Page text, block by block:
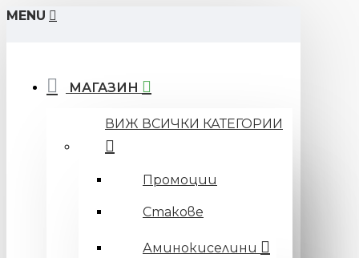
MENU
МАГАЗИН
ВИЖ ВСИЧКИ КАТЕГОРИИ
Промоции
Стакове
Аминокиселини